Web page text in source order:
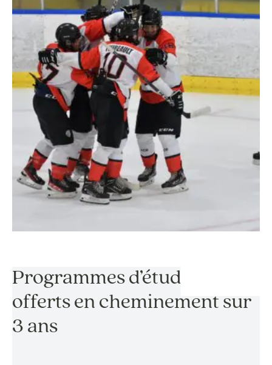
Programmes d’études
offerts en cheminement sur
3 ans